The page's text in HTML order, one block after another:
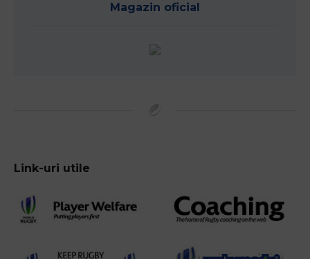
Magazin oficial
Link-uri utile